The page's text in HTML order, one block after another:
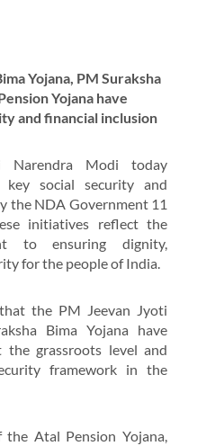
Yojana, PM Suraksha
Yojana have
and financial inclusion
Narendra Modi today
social security and
the NDA Government 11
initiatives reflect the
to ensuring dignity,
for the people of India.
the PM Jeevan Jyoti
Bima Yojana have
the grassroots level and
framework in the
Atal Pension Yojana,